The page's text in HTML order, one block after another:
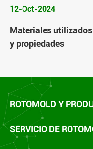
12-Oct-2024
Materiales
y propiedades
ROTOMOLD Y
SERVICIO DE